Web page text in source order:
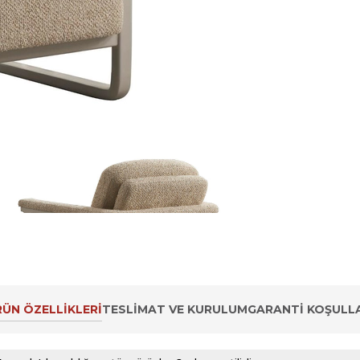
ÖZELLIKLERITESLIMAT VE KURULUMGARANTI